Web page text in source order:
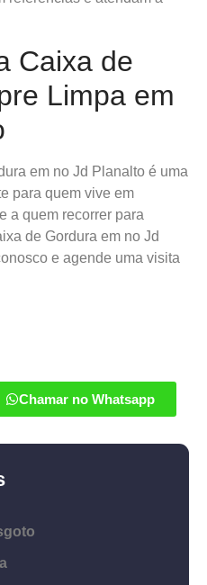
Caixa de
Limpa em
em no Jd Planalto é uma
para quem vive em
a quem recorrer para
de Gordura em no Jd
e agende uma visita
Chamar no Whatsapp